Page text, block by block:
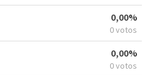
0,00%
0 votos
0,00%
0 votos